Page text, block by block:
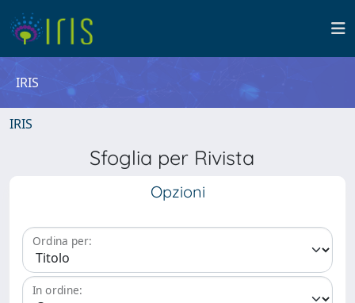
IRIS
IRIS
Sfoglia per Rivista
Opzioni
Ordina per:
In ordine: